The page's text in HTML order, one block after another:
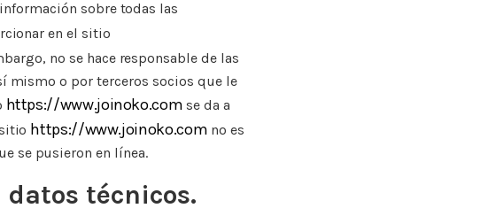
sobre todas las
en el sitio
no se hace responsable de las
mismo o por terceros socios que le
https://www.joinoko.com se da a
https://www.joinoko.com no es
se pusieron en línea.
técnicos.